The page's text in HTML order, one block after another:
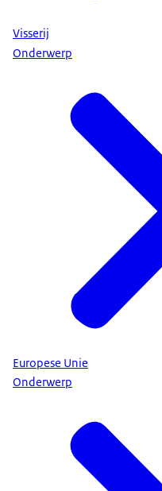
Visserij
Onderwerp
Europese Unie
Onderwerp